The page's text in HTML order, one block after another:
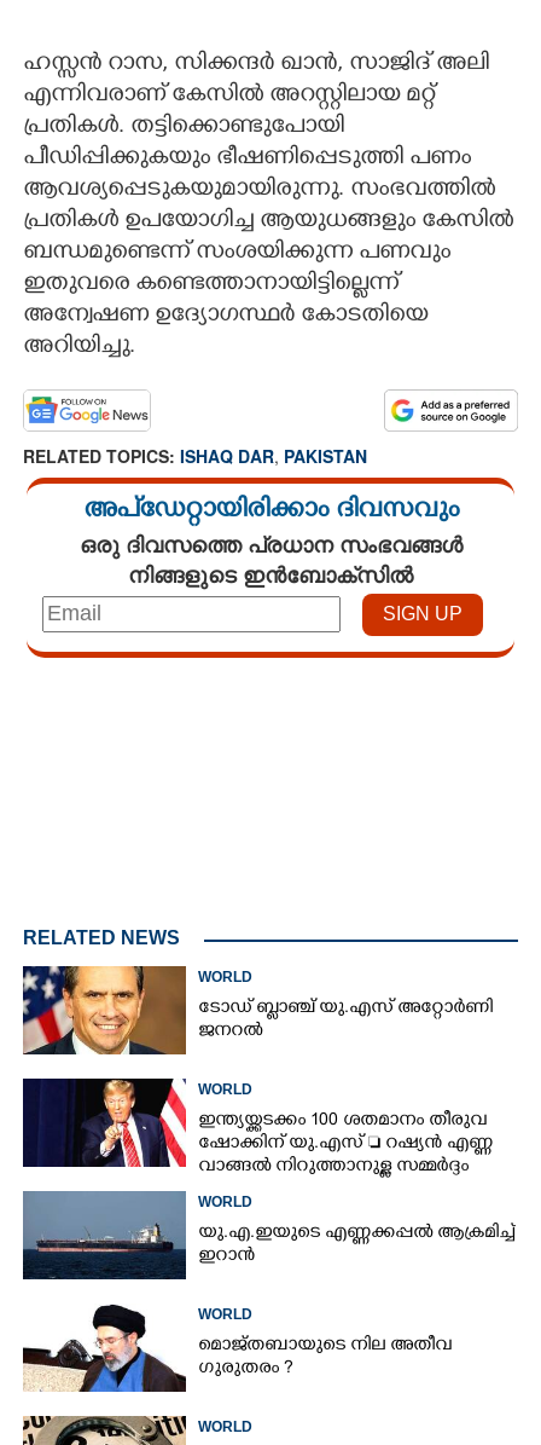
ഹസ്സന്‍ റാസ, സിക്കന്ദര്‍ ഖാന്‍, സാജിദ് അലി
എന്നിവരാണ് കേസില്‍ അറസ്റ്റിലായ മറ്റ്
പ്രതികള്‍. തട്ടിക്കൊണ്ടുപോയി
പീഡിപ്പിക്കുകയും ഭീഷണിപ്പെടുത്തി പണം
ആവശ്യപ്പെടുകയുമായിരുന്നു. സംഭവത്തില്‍
പ്രതികള്‍ ഉപയോഗിച്ച ആയുധങ്ങളും കേസില്‍
ബന്ധമുണ്ടെന്ന് സംശയിക്കുന്ന പണവും
ഇതുവരെ കണ്ടെത്താനായിട്ടില്ലെന്ന്
അന്വേഷണ ഉദ്യോഗസ്ഥര്‍ കോടതിയെ
അറിയിച്ചു.
RELATED TOPICS: ISHAQ DAR, PAKISTAN
അപ്ഡേറ്റായിരിക്കാം ദിവസവും
ഒരു ദിവസത്തെ പ്രധാന സംഭവങ്ങൾ
നിങ്ങളുടെ ഇൻബോക്സിൽ
RELATED NEWS
WORLD
ടോഡ് ബ്ലാഞ്ച് യു.എസ് അറ്റോർണി
ജനറൽ
WORLD
ഇന്ത്യയ്ക്കടക്കം 100 ശതമാനം തീരുവ
ഷോക്കിന് യു.എസ്  റഷ്യൻ എണ്ണ
വാങ്ങൽ നിറുത്താനുള്ള സമ്മർദ്ദം
WORLD
യു.എ.ഇയുടെ എണ്ണക്കപ്പൽ ആക്രമിച്ച്
ഇറാൻ
WORLD
മൊജ്തബായുടെ നില അതീവ
ഗുരുതരം ?
WORLD